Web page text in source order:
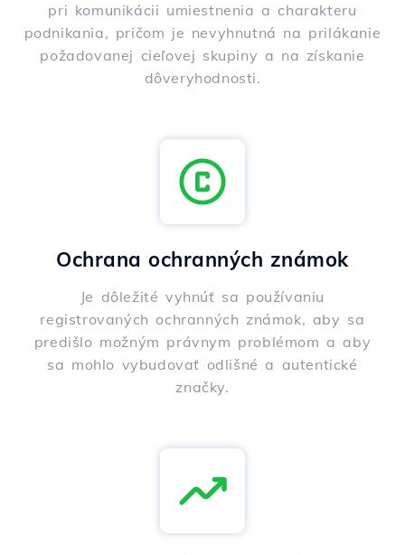
pri komunikácii umiestnenia a charakteru
podnikania, pričom je nevyhnutná na prilákanie
požadovanej cieľovej skupiny a na získanie
dôveryhodnosti.
Ochrana ochranných známok
Je dôležité vyhnúť sa používaniu
registrovaných ochranných známok, aby sa
predišlo možným právnym problémom a aby
sa mohlo vybudovať odlišné a autentické
značky.